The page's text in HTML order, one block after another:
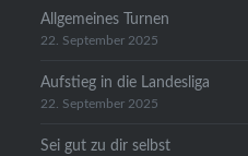
Allgemeines Turnen
22. September 2025
Aufstieg in die Landesliga
22. September 2025
Sei gut zu dir selbst